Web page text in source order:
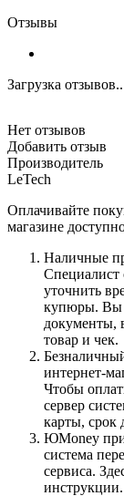
Отзывы
Загрузка
Нет отзывов
Добавить отзыв
Производитель
LeTech
Оплачивайте
магазине
Наличные
Специалист
уточнить
купюры. Вы
документы,
товар и чек.
интернет-
Чтобы
сервер
карты, срок
ЮMoney при
система
сервиса.
инструкции.